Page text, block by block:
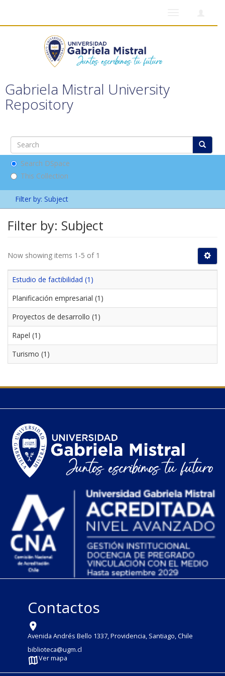
Gabriela Mistral University
Repository
Search DSpace
This Collection
Filter by: Subject
Filter by: Subject
Now showing items 1-5 of 1
Estudio de factibilidad (1)
Planificación empresarial (1)
Proyectos de desarrollo (1)
Rapel (1)
Turismo (1)
Contactos
Avenida Andrés Bello 1337, Providencia, Santiago, Chile
biblioteca@ugm.cl
Ver mapa